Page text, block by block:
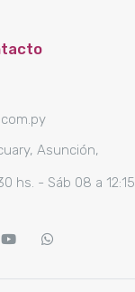
Asunción,
hs. - Sáb 08 a 12:15